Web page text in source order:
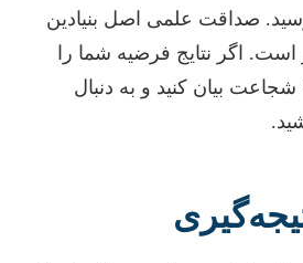
صداقت علمی اصل بنیادین
اگر نتایج فرضیه شما را
شجاعت بیان کنید و به دنبال